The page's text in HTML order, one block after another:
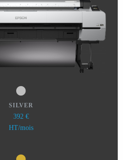
SILVER
392 €
HT/mois